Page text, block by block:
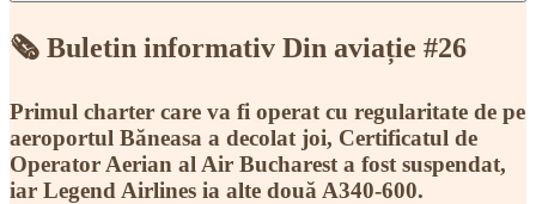
🗞️ Buletin informativ Din aviație #26
Primul charter care va fi operat cu regularitate de pe
aeroportul Băneasa a decolat joi, Certificatul de
Operator Aerian al Air Bucharest a fost suspendat,
iar Legend Airlines ia alte două A340-600.